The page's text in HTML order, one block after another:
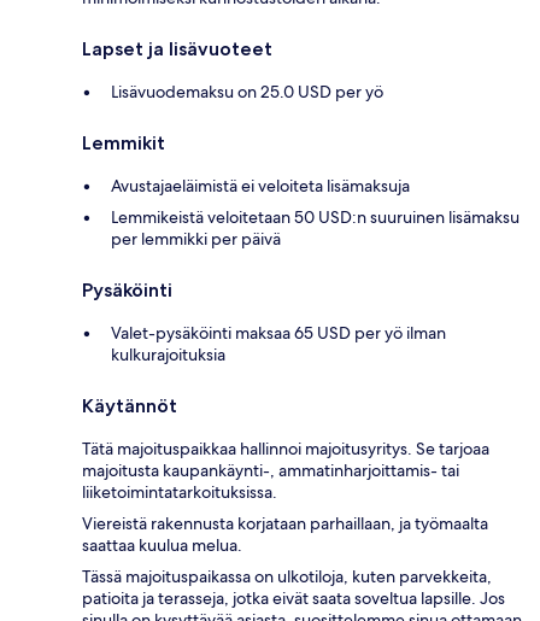
Lapset ja lisävuoteet
Lisävuodemaksu on 25.0 USD per yö
Lemmikit
Avustajaeläimistä ei veloiteta lisämaksuja
Lemmikeistä veloitetaan 50 USD:n suuruinen lisämaksu
per lemmikki per päivä
Pysäköinti
Valet-pysäköinti maksaa 65 USD per yö ilman
kulkurajoituksia
Käytännöt
Tätä majoituspaikkaa hallinnoi majoitusyritys. Se tarjoaa
majoitusta kaupankäynti-, ammatinharjoittamis- tai
liiketoimintatarkoituksissa.
Viereistä rakennusta korjataan parhaillaan, ja työmaalta
saattaa kuulua melua.
Tässä majoituspaikassa on ulkotiloja, kuten parvekkeita,
patioita ja terasseja, jotka eivät saata soveltua lapsille. Jos